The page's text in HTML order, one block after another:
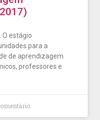
O estágio
para a
de aprendizagem
professores e